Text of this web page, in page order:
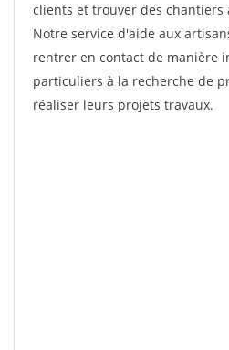
clients et trouver des
Notre service d'aide aux
rentrer en contact de manière
particuliers à la recherche de
réaliser leurs projets travaux.